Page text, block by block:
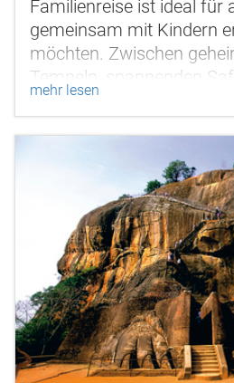
Familienreise ist ideal für
gemeinsam mit Kindern
möchten. Zwischen
Tempeln, spannenden
und entspannten
mehr lesen